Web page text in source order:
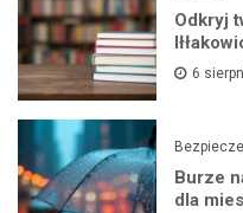
Odkryj
6
Burze
dla